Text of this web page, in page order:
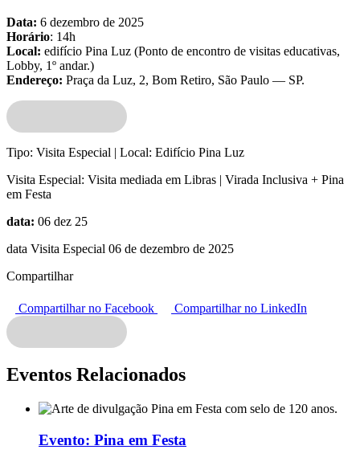
Data: 6 dezembro de 2025
Horário: 14h
Local: edifício Pina Luz (Ponto de encontro de visitas educativas,
Lobby, 1º andar.)
Endereço: Praça da Luz, 2, Bom Retiro, São Paulo — SP.
Tipo: Visita Especial | Local: Edifício Pina Luz
Visita Especial: Visita mediada em Libras | Virada Inclusiva + Pina
em Festa
data: 06 dez 25
data Visita Especial 06 de dezembro de 2025
Compartilhar
Compartilhar no Facebook Compartilhar no LinkedIn
Eventos Relacionados
Evento: Pina em Festa